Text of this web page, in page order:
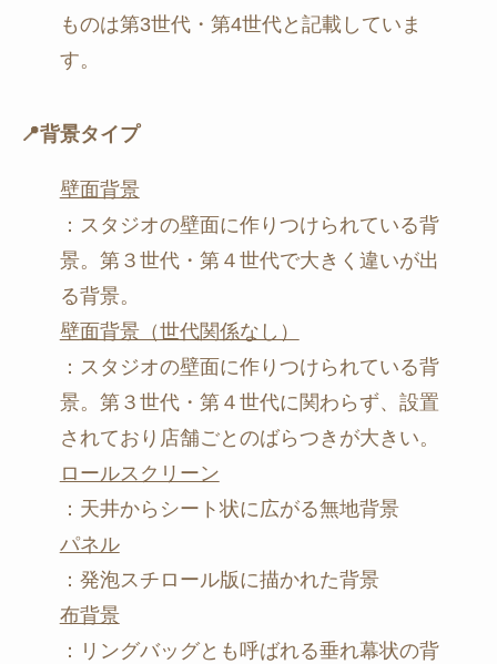
ものは第3世代・第4世代と記載していま
す。
📍背景タイプ
壁面背景
：スタジオの壁面に作りつけられている背
景。第３世代・第４世代で大きく違いが出
る背景。
壁面背景（世代関係なし）
：スタジオの壁面に作りつけられている背
景。第３世代・第４世代に関わらず、設置
されており店舗ごとのばらつきが大きい。
ロールスクリーン
：天井からシート状に広がる無地背景
パネル
：発泡スチロール版に描かれた背景
布背景
：リングバッグとも呼ばれる垂れ幕状の背